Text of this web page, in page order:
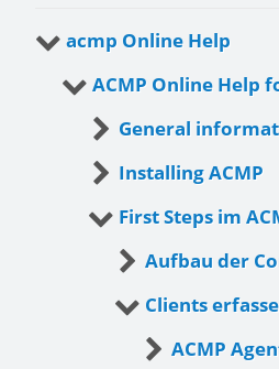
acmp Online Help
ACMP Online Help
General
Installing ACMP
First Steps im
Aufbau der
Clients
ACMP